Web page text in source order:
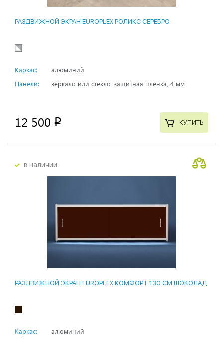
РАЗДВИЖНОЙ ЭКРАН EUROPLEX РОЛИКС СЕРЕБРО
Каркас:
алюминий
Панели:
зеркало или стекло, защитная пленка, 4 мм
12 500 p КУПИТЬ
в наличии
РАЗДВИЖНОЙ ЭКРАН EUROPLEX КОМФОРТ 130 СМ ШОКОЛАД
Каркас:
алюминий